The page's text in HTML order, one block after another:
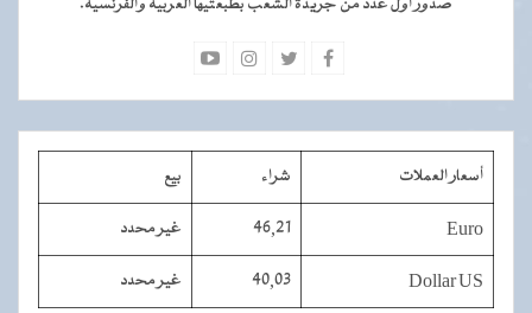
صدور أول عدد من جريدة الشعب بطبعتيها العربية والفرنسية.
أسعار العملات شراء بيع
Euro
46,21 غير محدد
Dollar US
40,03 غير محدد